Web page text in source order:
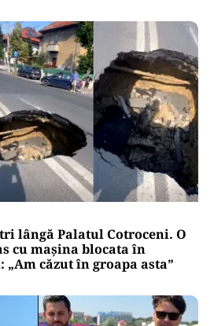
lângă Palatul Cotroceni. O
cu mașina blocata în
căzut în groapa asta”